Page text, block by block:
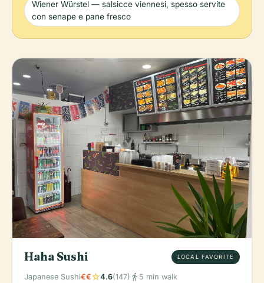
Wiener Würstel — salsicce viennesi, spesso servite
con senape e pane fresco
Haha Sushi LOCAL FAVORITE
Japanese Sushi€€star4.6(147) directions_walk 5 min walk